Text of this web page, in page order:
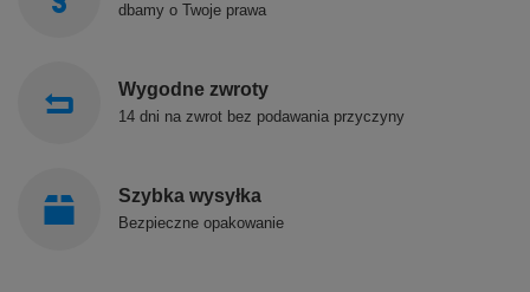
dbamy o Twoje prawa
Wygodne zwroty
14 dni na zwrot bez podawania przyczyny
Szybka wysyłka
Bezpieczne opakowanie